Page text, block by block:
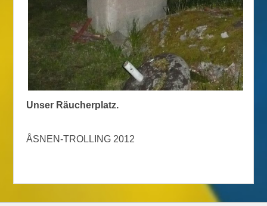
Unser Räucherplatz.
ÅSNEN-TROLLING 2012